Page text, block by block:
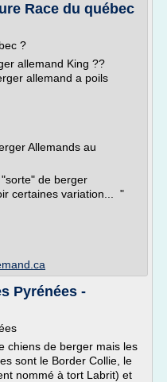
Race du québec
?
allemand King ??
allemand a poils
Allemands au
de berger
certaines variation... "
Pyrénées -
chiens de berger mais les
sont le Border Collie, le
nommé à tort Labrit) et